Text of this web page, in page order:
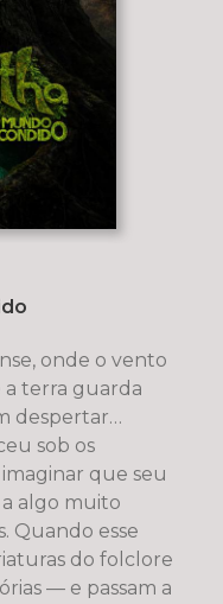
onde o vento
a terra guarda
despertar…
sob os
que seu
algo muito
Quando esse
do folclore
— e passam a